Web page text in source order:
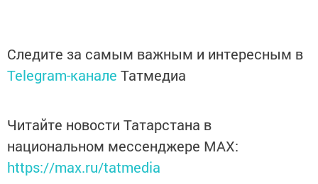
Следите за самым важным и интересным в
Telegram-канале Татмедиа
Читайте новости Татарстана в
национальном мессенджере MАХ:
https://max.ru/tatmedia